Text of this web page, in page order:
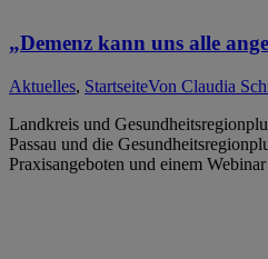
„Demenz kann uns alle
Aktuelles, StartseiteVon Claudia
Landkreis und
Passau und die
Praxisangeboten und einem